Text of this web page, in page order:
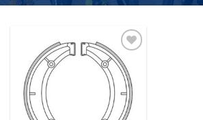
Aggiungi
alla lista
dei
desideri